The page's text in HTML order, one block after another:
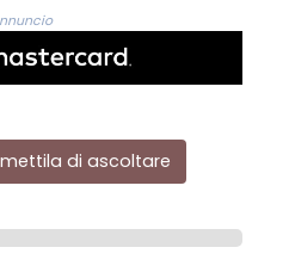
di ascoltare